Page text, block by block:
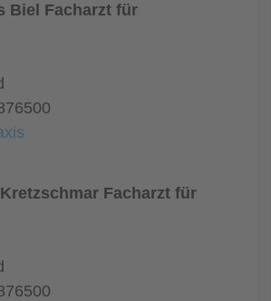
Biel Facharzt für
Facharzt für